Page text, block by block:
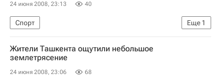
24 июня 2008, 23:13 40
Еще 1
Спорт
Уимблдонский теннисный турнир 2008 года
Жители Ташкента ощутили небольшое
землетрясение
24 июня 2008, 23:06 68